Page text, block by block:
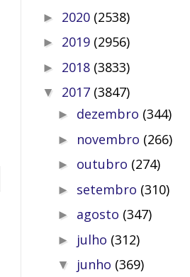
► 2020 (2538)
► 2019 (2956)
► 2018 (3833)
▼ 2017 (3847)
► dezembro (344)
► novembro (266)
► outubro (274)
► setembro (310)
► agosto (347)
► julho (312)
▼ junho (369)